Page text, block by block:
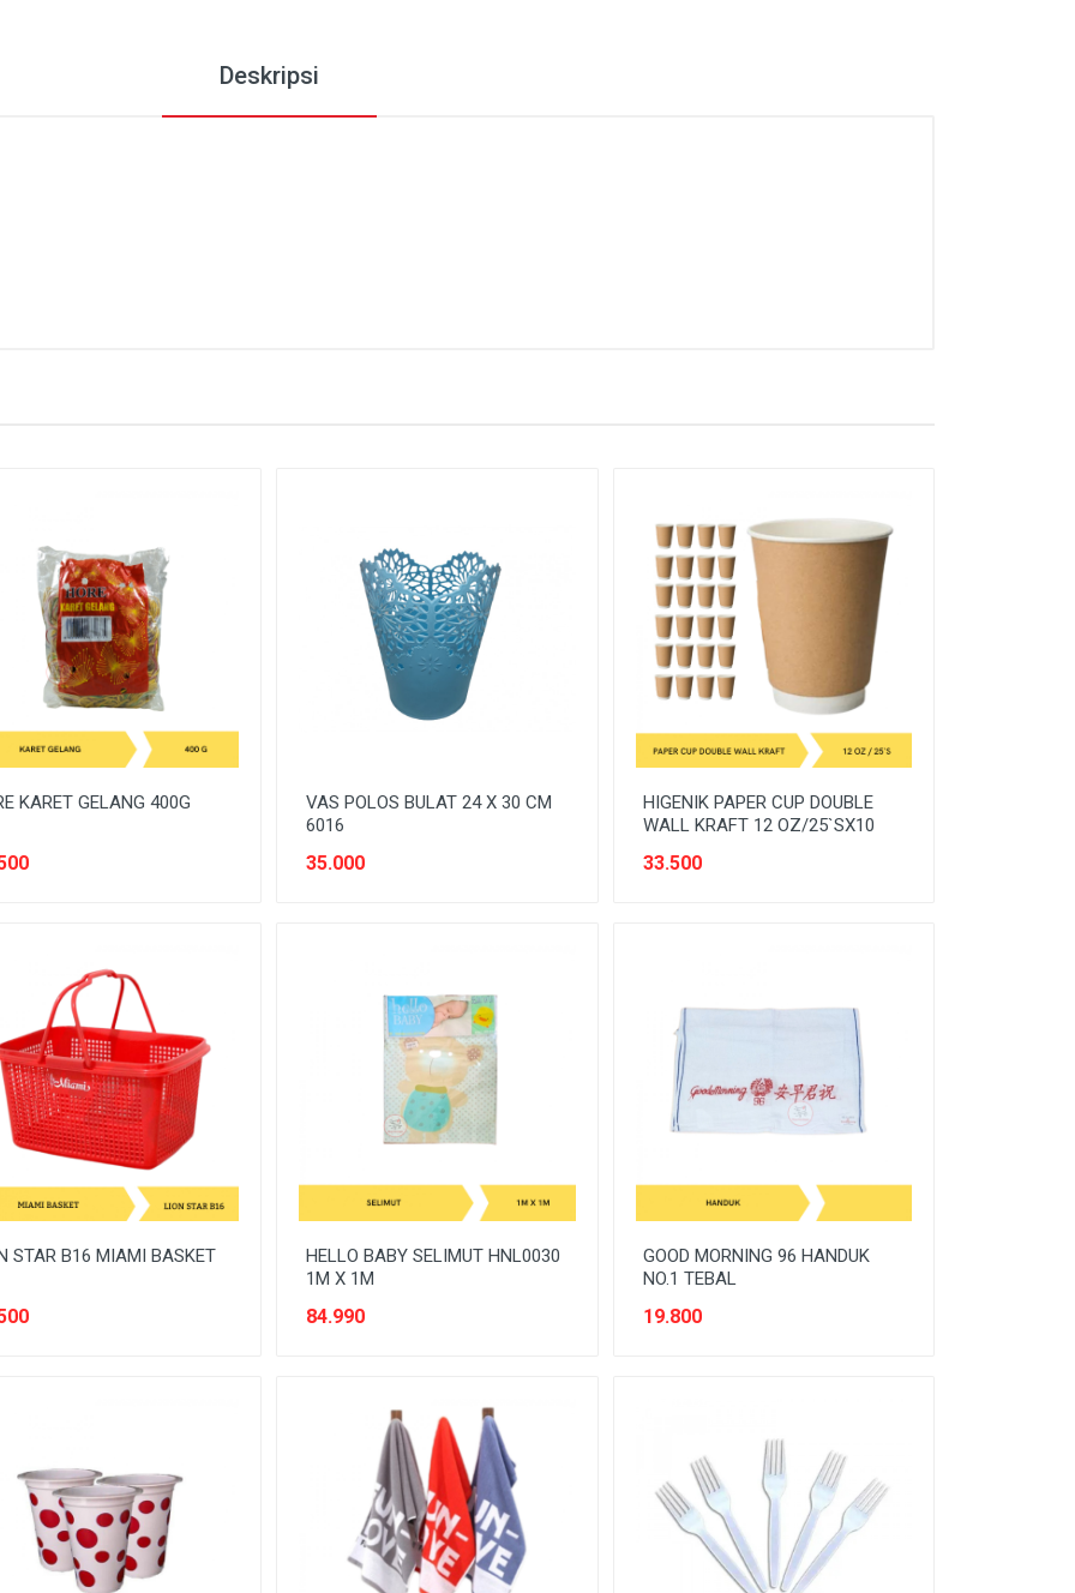
Deskripsi
KARET GELANG 400G
VAS POLOS BULAT 24 X 30 CM
6016
35.000
HIGENIK PAPER CUP DOUBLE
WALL KRAFT 12 OZ/25`SX10
33.500
STAR B16 MIAMI BASKET
HELLO BABY SELIMUT HNL0030
1M X 1M
84.990
GOOD MORNING 96 HANDUK
NO.1 TEBAL
19.800